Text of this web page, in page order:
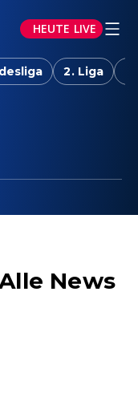
HEUTE LIVE
2. Liga
News